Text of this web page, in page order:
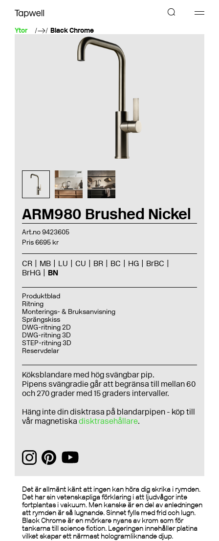
Ytor Black Chrome
ARM980 Brushed Nickel
Art.no 9423605
Pris 6695 kr
CR MB LU CU BR BC HG
BrBC
BrHG
BN
Produktblad
Ritning
Monterings- & Bruksanvisning
Sprängskiss
DWG-ritning 2D
DWG-ritning 3D
STEP-ritning 3D
Reservdelar
Köksblandare med hög svängbar pip.
Pipens svängradie går att begränsa till mellan 60
och 270 grader med 15 graders intervaller.
Häng inte din disktrasa på blandarpipen - köp till
vår magnetiska disktrasehållare.
Det är allmänt känt att ingen kan höra dig skrika i rymden.
Det har sin vetenskapliga förklaring i att ljudvågor inte
fortplantas i vakuum. Men kanske är en del av anledningen
att rymden är så lugnande. Sinnet fylls med frid och lugn.
Black Chrome är en mörkare nyans av krom som för
tankarna till science fiction. Legeringen innehåller platina
vilket skapar ett närmast hologramliknande djup.